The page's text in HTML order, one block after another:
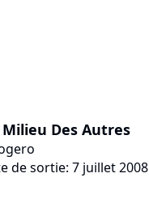
Des Autres
de sortie: 7 juillet 2008